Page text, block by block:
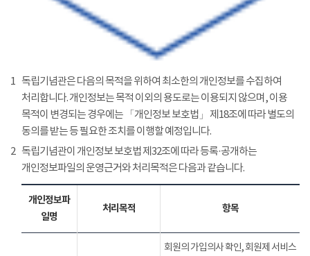
1 독립기념관은 다음의 목적을 위하여 최소한의 개인정보를 수집하여
처리합니다. 개인정보는 목적 이외의 용도로는 이용되지 않으며, 이용
목적이 변경되는 경우에는 「개인정보 보호법」 제18조에 따라 별도의
동의를 받는 등 필요한 조치를 이행할 예정입니다.
2 독립기념관이 개인정보 보호법 제32조에 따라 등록·공개하는
개인정보파일의 운영근거와 처리목적은 다음과 같습니다.
개인정보파
일명
처리목적 항목
회원의 가입의사 확인, 회원제 서비스